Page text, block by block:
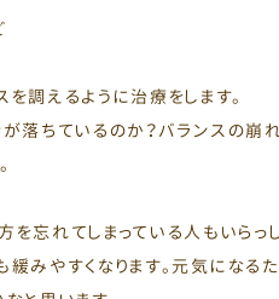
調えるように治療をします。
落ちているのか？バランスの崩
忘れてしまっている人もいらっ
やすくなります。元気になるた